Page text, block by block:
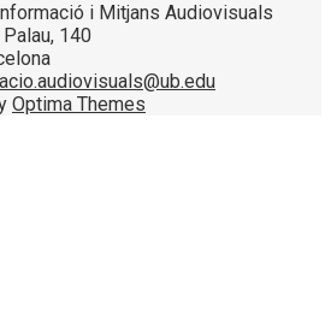
i Mitjans Audiovisuals
140
Optima Themes